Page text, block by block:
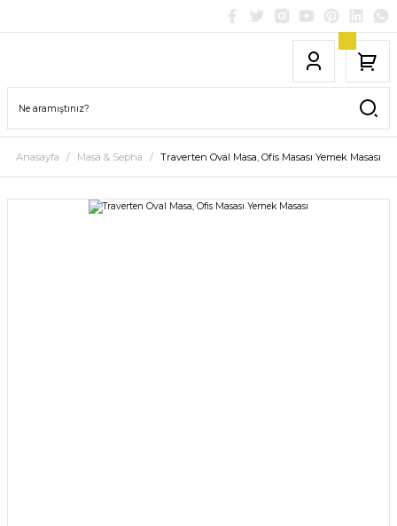
Anasayfa Masa & Sepha Traverten Oval Masa, Ofis Masası Yemek Masası